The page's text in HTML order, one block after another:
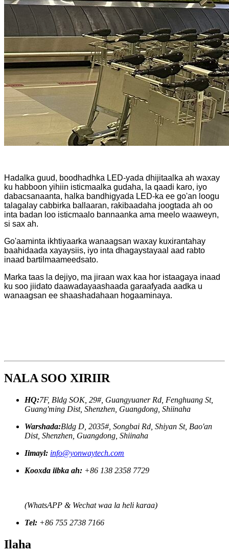
Hadalka guud, boodhadhka LED-yada dhijitaalka ah waxay
ku habboon yihiin isticmaalka gudaha, la qaadi karo, iyo
dabacsanaanta, halka bandhigyada LED-ka ee go'an loogu
talagalay cabbirka ballaaran, rakibaadaha joogtada ah oo
inta badan loo isticmaalo bannaanka ama meelo waaweyn,
si sax ah.
Go'aaminta ikhtiyaarka wanaagsan waxay kuxirantahay
baahidaada xayaysiis, iyo inta dhagaystayaal aad rabto
inaad bartilmaameedsato.
Marka taas la dejiyo, ma jiraan wax kaa hor istaagaya inaad
ku soo jiidato daawadayaashaada garaafyada aadka u
wanaagsan ee shaashadahaan hogaaminaya.
NALA SOO XIRIIR
HQ:7F, Bldg SOK, 29#, Guangyuaner Rd, Fenghuang St,
Guang'ming Dist, Shenzhen, Guangdong, Shiinaha
Warshada:Bldg D, 2035#, Songbai Rd, Shiyan St, Bao'an
Dist, Shenzhen, Guangdong, Shiinaha
Iimayl: info@yonwaytech.com
Kooxda iibka ah: +86 138 2358 7729
(WhatsAPP & Wechat waa la heli karaa)
Tel: +86 755 2738 7166
Ilaha